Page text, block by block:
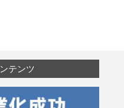
お客さまに明示した利用目的の達
テンツ